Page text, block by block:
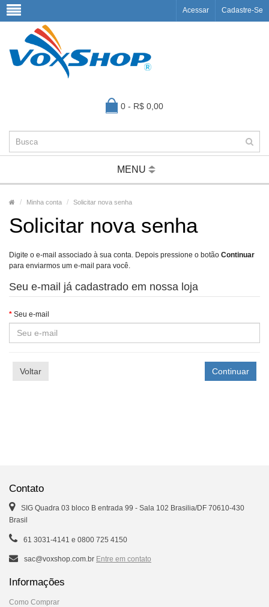
Acessar Cadastre-Se
0 - R$ 0,00
MENU
Minha conta Solicitar nova senha
Solicitar nova senha
Digite o e-mail associado à sua conta. Depois pressione o botão Continuar
para enviarmos um e-mail para você.
Seu e-mail já cadastrado em nossa loja
Seu e-mail
Voltar
Contato
SIG Quadra 03 bloco B entrada 99 - Sala 102 Brasilia/DF 70610-430
Brasil
61 3031-4141 e 0800 725 4150
sac@voxshop.com.br Entre em contato
Informações
Como Comprar